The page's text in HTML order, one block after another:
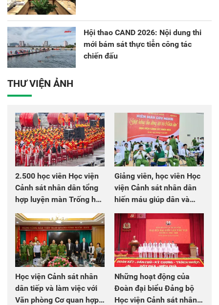
Hội thao CAND 2026: Nội dung thi
mới bám sát thực tiễn công tác
chiến đấu
THƯ VIỆN ẢNH
2.500 học viên Học viện
Cảnh sát nhân dân tổng
hợp luyện màn Trống hội
chào mừng Đại hội Đảng
Giảng viên, học viên Học
viện Cảnh sát nhân dân
hiến máu giúp dân và
đồng đội
Học viện Cảnh sát nhân
dân tiếp và làm việc với
Văn phòng Cơ quan hợp
Những hoạt động của
Đoàn đại biểu Đảng bộ
Học viện Cảnh sát nhân